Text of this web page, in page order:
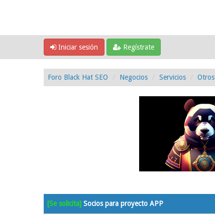
Iniciar sesión Regístrate
Foro Black Hat SEO Negocios Servicios Otros
[Se solicita] Socios para proyecto APP